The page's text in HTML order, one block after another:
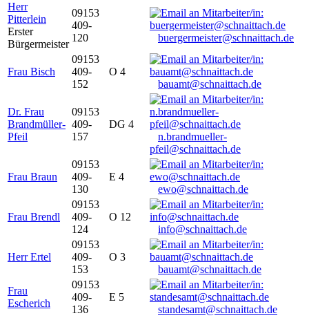
Herr
Pitterlein
Erster
Bürgermeister
09153
409-
120
buergermeister@schnaittach.de
Frau Bisch
09153
409-
152
O 4
bauamt@schnaittach.de
Dr. Frau
Brandmüller-
Pfeil
09153
409-
157
DG 4
n.brandmueller-
pfeil@schnaittach.de
Frau Braun
09153
409-
130
E 4
ewo@schnaittach.de
Frau Brendl
09153
409-
124
O 12
info@schnaittach.de
Herr Ertel
09153
409-
153
O 3
bauamt@schnaittach.de
Frau
Escherich
09153
409-
136
E 5
standesamt@schnaittach.de